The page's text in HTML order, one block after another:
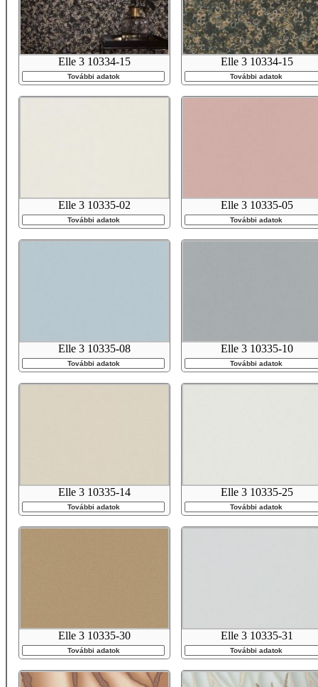
Elle 3 10334-15
További adatok
Elle 3 10334-15
További adatok
Elle 3 10335-02
További adatok
Elle 3 10335-05
További adatok
Elle 3 10335-08
További adatok
Elle 3 10335-10
További adatok
Elle 3 10335-14
További adatok
Elle 3 10335-25
További adatok
Elle 3 10335-30
További adatok
Elle 3 10335-31
További adatok